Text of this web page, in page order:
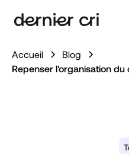
Accueil
Blog